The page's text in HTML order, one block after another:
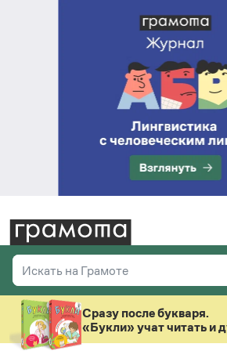
Искать на Грамоте
Справочная служба
Везде